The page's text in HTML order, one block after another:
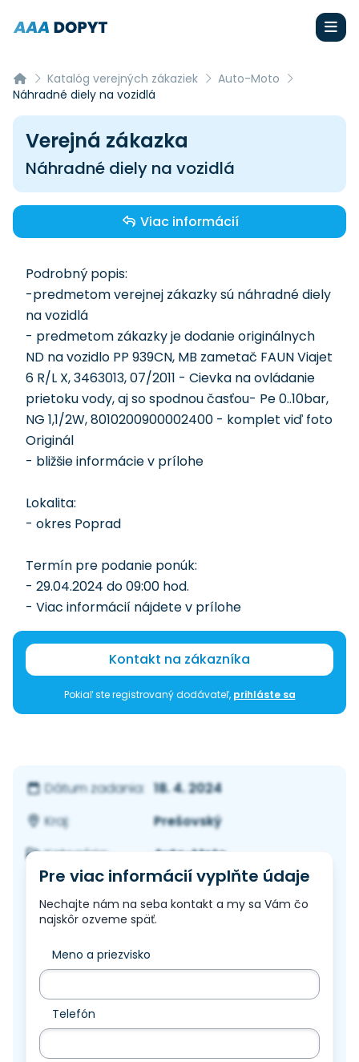
Katalóg verejných zákaziek
Auto-Moto
Náhradné diely na vozidlá
Verejná zákazka
Náhradné diely na vozidlá
Viac informácií
Podrobný popis:
-predmetom verejnej zákazky sú náhradné diely
na vozidlá
- predmetom zákazky je dodanie originálnych
ND na vozidlo PP 939CN, MB zametač FAUN Viajet
6 R/L X, 3463013, 07/2011 - Cievka na ovládanie
prietoku vody, aj so spodnou časťou- Pe 0..10bar,
NG 1,1/2W, 8010200900002400 - komplet viď foto
Originál
- bližšie informácie v prílohe
Lokalita:
- okres Poprad
Termín pre podanie ponúk:
- 29.04.2024 do 09:00 hod.
- Viac informácií nájdete v prílohe
Kontakt na zákazníka
Pokiaľ ste registrovaný dodávateľ, prihláste sa
Dátum zadania: 18. 4. 2024
Kraj:
Prešovský
Kategória:
Auto-Moto
Pre viac informácií vyplňte údaje
Nechajte nám na seba kontakt a my sa Vám čo
najskôr ozveme späť.
Meno a priezvisko
Telefón